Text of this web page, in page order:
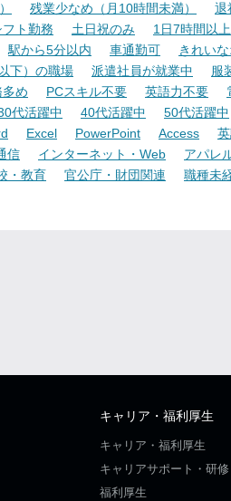
残業少なめ（月10時間未満） 退
ト勤務 土日祝のみ 1日7時間以上
駅から5分以内 車通勤可 きれい
下）の職場 派遣社員が就業中 服
め PCスキル不要 英語力不要
代活躍中 40代活躍中 50代活躍中
Excel PowerPoint Access
信 インターネット・Web アパレ
・教育 官公庁・財団関連 職種未
キャリア・福利厚生
キャリア・福利厚生
キャリアサポート・研修
福利厚生